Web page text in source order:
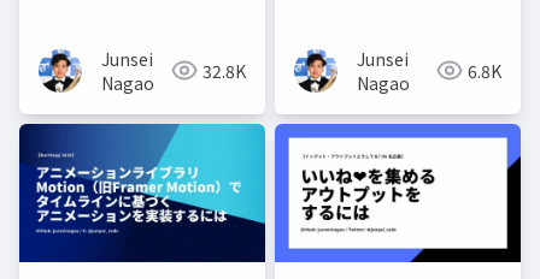
Junsei
Nagao
32.8K
で
Junsei
Nagao
6.8K